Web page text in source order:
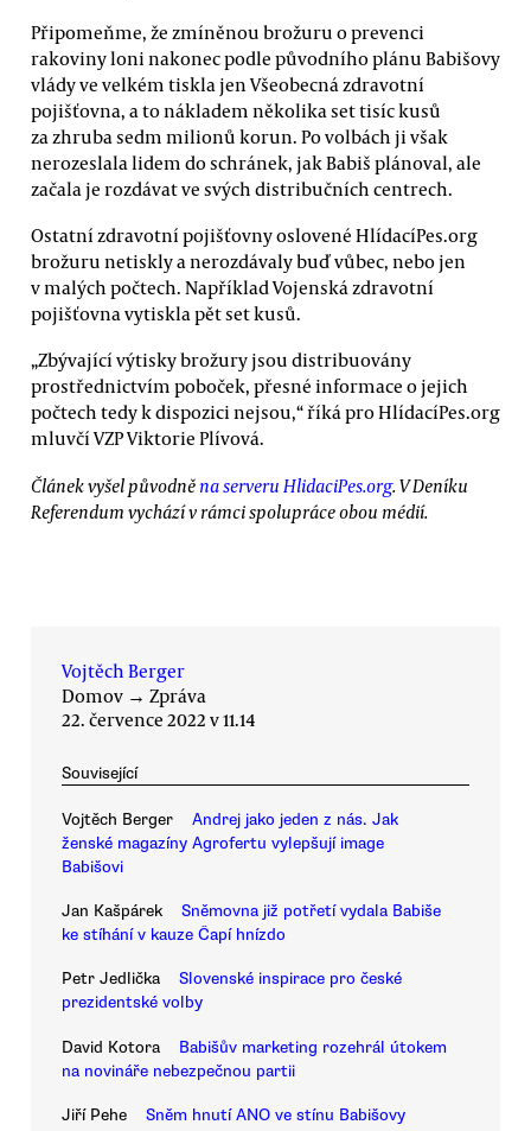
Připomeňme, že zmíněnou brožuru o prevenci
rakoviny loni nakonec podle původního plánu Babišovy
vlády ve velkém tiskla jen Všeobecná zdravotní
pojišťovna, a to nákladem několika set tisíc kusů
za zhruba sedm milionů korun. Po volbách ji však
nerozeslala lidem do schránek, jak Babiš plánoval, ale
začala je rozdávat ve svých distribučních centrech.
Ostatní zdravotní pojišťovny oslovené HlídacíPes.org
brožuru netiskly a nerozdávaly buď vůbec, nebo jen
v malých počtech. Například Vojenská zdravotní
pojišťovna vytiskla pět set kusů.
„Zbývající výtisky brožury jsou distribuovány
prostřednictvím poboček, přesné informace o jejich
počtech tedy k dispozici nejsou,“ říká pro HlídacíPes.org
mluvčí VZP Viktorie Plívová.
Článek vyšel původněna serveru HlidaciPes.org. V Deníku
Referendum vychází v rámci spolupráce obou médií.
Vojtěch Berger
Domov → Zpráva
22. července 2022 v 11.14
Související
Vojtěch Berger
Andrej jako jeden z nás. Jak
ženské magazíny Agrofertu vylepšují image
Babišovi
Jan Kašpárek
Sněmovna již potřetí vydala Babiše
ke stíhání v kauze Čapí hnízdo
Petr Jedlička
Slovenské inspirace pro české
prezidentské volby
David Kotora
Babišův marketing rozehrál útokem
na novináře nebezpečnou partii
Jiří Pehe
Sněm hnutí ANO ve stínu Babišovy